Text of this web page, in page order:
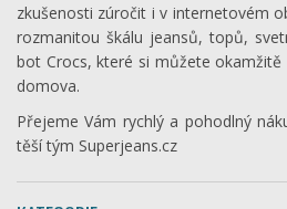
zkušenosti zúročit i v internetovém
rozmanitou škálu jeansů, topů,
bot Crocs, které si můžete
domova.
Přejeme Vám rychlý a pohodlný
těší tým Superjeans.cz